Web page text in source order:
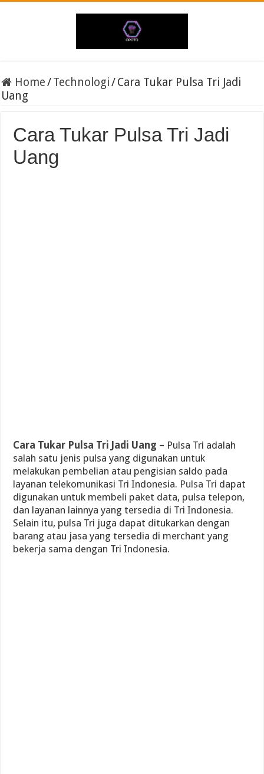
Home/Technologi/Cara Tukar Pulsa Tri Jadi
Uang
Cara Tukar Pulsa Tri Jadi
Uang
Cara Tukar Pulsa Tri Jadi Uang – Pulsa Tri adalah
salah satu jenis pulsa yang digunakan untuk
melakukan pembelian atau pengisian saldo pada
layanan telekomunikasi Tri Indonesia. Pulsa Tri dapat
digunakan untuk membeli paket data, pulsa telepon,
dan layanan lainnya yang tersedia di Tri Indonesia.
Selain itu, pulsa Tri juga dapat ditukarkan dengan
barang atau jasa yang tersedia di merchant yang
bekerja sama dengan Tri Indonesia.